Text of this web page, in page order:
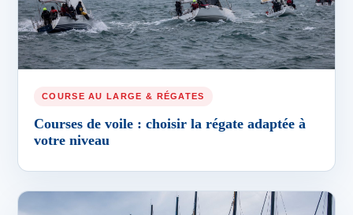
COURSE AU LARGE & RÉGATES
Courses de voile : choisir la régate adaptée à
votre niveau